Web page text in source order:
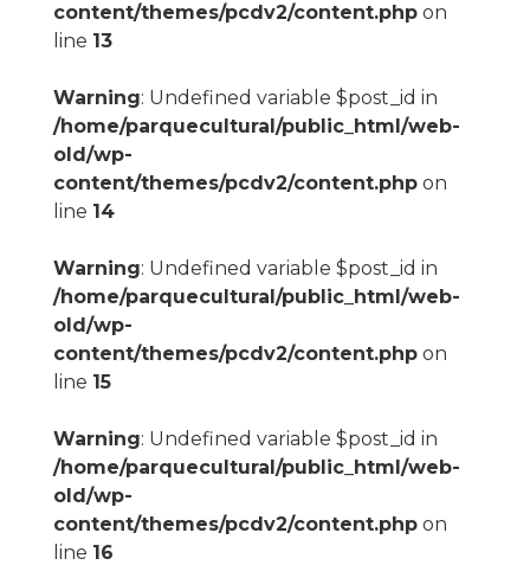
content/themes/pcdv2/content.phpon
line 13
Warning: Undefined variable $post_id in
/home/parquecultural/public_html/web-
old/wp-
content/themes/pcdv2/content.phpon
line 14
Warning: Undefined variable $post_id in
/home/parquecultural/public_html/web-
old/wp-
content/themes/pcdv2/content.phpon
line 15
Warning: Undefined variable $post_id in
/home/parquecultural/public_html/web-
old/wp-
content/themes/pcdv2/content.phpon
line 16